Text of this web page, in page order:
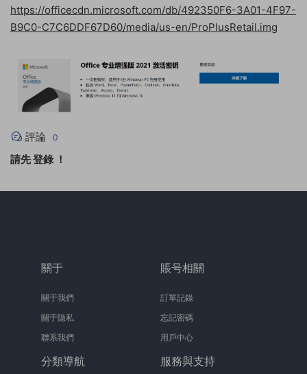
https://officecdn.microsoft.com/db/492350F6-3A01-4F97-
B9C0-C7C6DDF67D60/media/us-en/ProPlusRetail.img
評論 0
請先登錄 ！
關于
關于我們
關于隐私
聯系我們
賬号相關
訂單記錄
忘記密碼
用戶中心
分類導航 服務與支持